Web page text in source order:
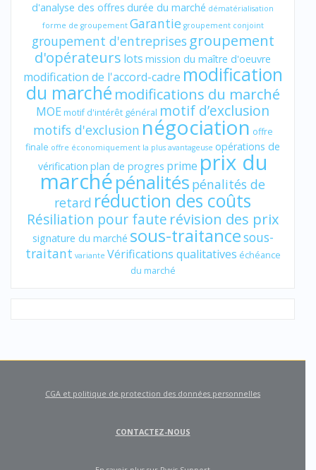
d'analyse des offres durée du marché dématérialisation
forme de groupement Garantie groupement conjoint
groupement d'entreprises groupement
d'opérateurs lots mission du maître d'oeuvre
modification de l'accord-cadre modification
du marché modifications du marché
MOE motif d'intérêt général motif d’exclusion
motifs d'exclusion négociation offre
finale offre économiquement la plus avantageuse opérations de
vérification plan de progres prime prix du
marchépénalités pénalités de
retard réduction des coûts
Résiliation pour faute révision des prix
signature du marché sous-traitancesous-
traitant variante Vérifications qualitatives échéance
du marché
CGA et politique de protection des données personnelles
CONTACTEZ-NOUS